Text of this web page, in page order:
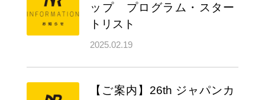
ップ プログラム・スター
トリスト
2025.02.19
【ご案内】26th ジャパンカ